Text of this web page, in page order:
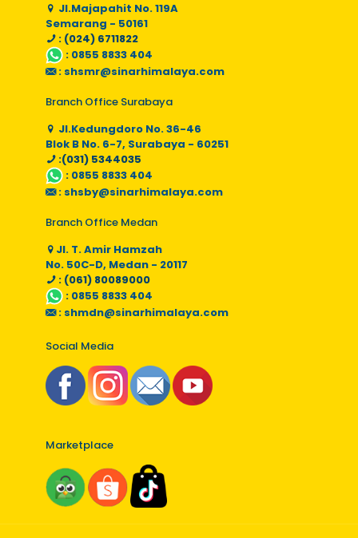
Jl.Majapahit No. 119A
Semarang - 50161
: (024) 6711822
: 0855 8833 404
: shsmr@sinarhimalaya.com
Branch Office Surabaya
Jl.Kedungdoro No. 36-46
Blok B No. 6-7, Surabaya - 60251
:(031) 5344035
: 0855 8833 404
: shsby@sinarhimalaya.com
Branch Office Medan
Jl. T. Amir Hamzah
No. 50C-D, Medan - 20117
: (061) 80089000
: 0855 8833 404
: shmdn@sinarhimalaya.com
Social Media
Marketplace